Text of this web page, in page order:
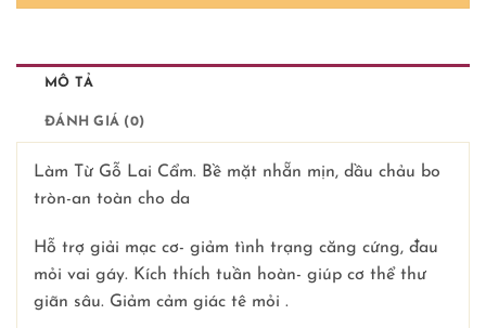
MÔ TẢ
ĐÁNH GIÁ (0)
Làm Từ Gỗ Lai Cẩm. Bề mặt nhẵn mịn, dầu chảu bo
tròn-an toàn cho da
Hỗ trợ giải mạc cơ- giảm tình trạng căng cứng, đau
mỏi vai gáy. Kích thích tuần hoàn- giúp cơ thể thư
giãn sâu. Giảm cảm giác tê mỏi .